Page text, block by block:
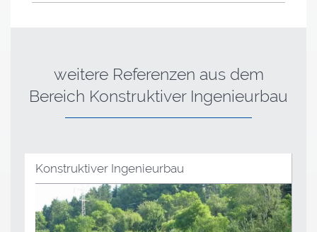
weitere Referenzen aus dem
Bereich Konstruktiver Ingenieurbau
Konstruktiver Ingenieurbau